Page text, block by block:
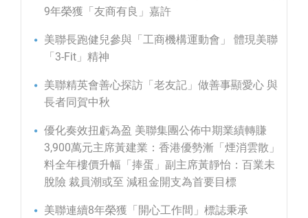
9年榮獲「友商有良」嘉許
美聯長跑健兒參與「工商機構運動會」 體現美聯
「3-Fit」精神
美聯精英會善心探訪「老友記」做善事顯愛心 與
長者同賀中秋
優化奏效扭虧為盈 美聯集團公佈中期業績轉賺
3,900萬元主席黃建業：香港優勢漸「煙消雲散」
料全年樓價升幅「捧蛋」副主席黃靜怡：百業未
脫險 裁員潮或至 減租金開支為首要目標
美聯連續8年榮獲「開心工作間」標誌秉承